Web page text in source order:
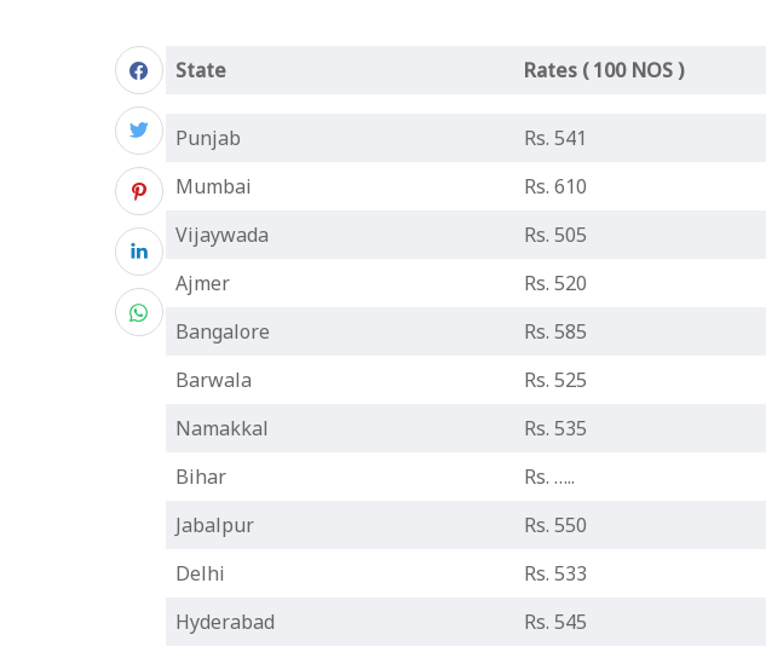
State Rates ( 100 NOS )
Punjab
Rs. 541
Mumbai
Rs. 610
Vijaywada
Rs. 505
Ajmer
Rs. 520
Bangalore
Rs. 585
Barwala
Rs. 525
Namakkal
Rs. 535
Bihar
Rs. …..
Jabalpur
Rs. 550
Delhi
Rs. 533
Hyderabad
Rs. 545